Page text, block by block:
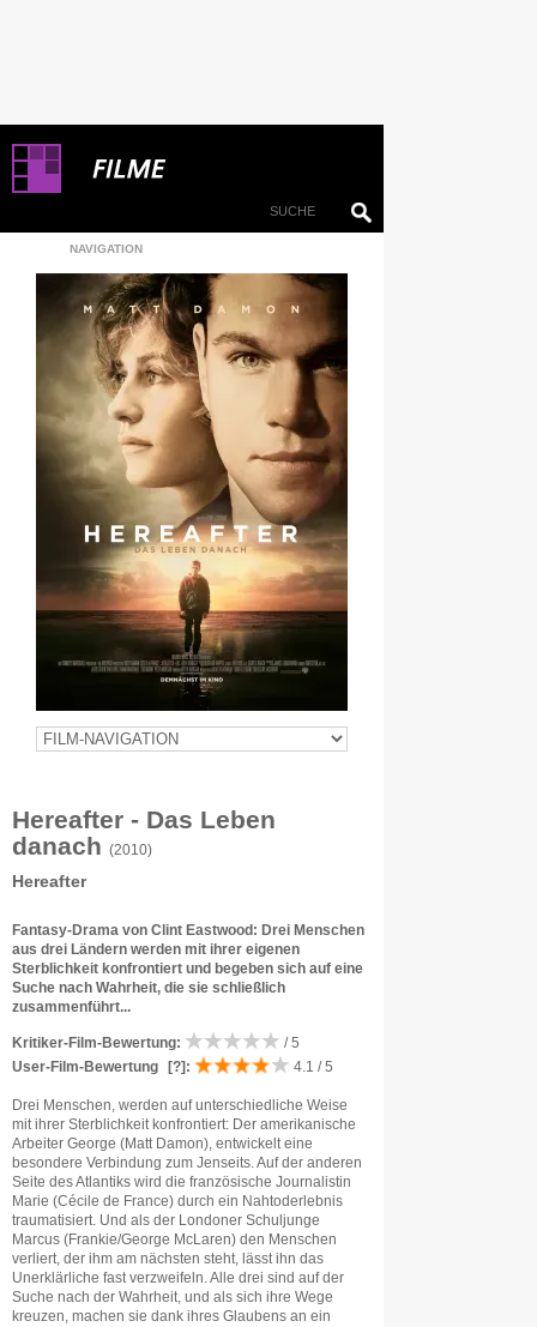
NAVIGATION
Hereafter - Das Leben
danach (2010)
Hereafter
Fantasy-Drama von Clint Eastwood: Drei Menschen
aus drei Ländern werden mit ihrer eigenen
Sterblichkeit konfrontiert und begeben sich auf eine
Suche nach Wahrheit, die sie schließlich
zusammenführt...
Kritiker-Film-Bewertung:
/ 5
User-Film-Bewertung
[?] : 4.1 / 5
Drei Menschen, werden auf unterschiedliche Weise
mit ihrer Sterblichkeit konfrontiert: Der amerikanische
Arbeiter George (Matt Damon), entwickelt eine
besondere Verbindung zum Jenseits. Auf der anderen
Seite des Atlantiks wird die französische Journalistin
Marie (Cécile de France) durch ein Nahtoderlebnis
traumatisiert. Und als der Londoner Schuljunge
Marcus (Frankie/George McLaren) den Menschen
verliert, der ihm am nächsten steht, lässt ihn das
Unerklärliche fast verzweifeln. Alle drei sind auf der
Suche nach der Wahrheit, und als sich ihre Wege
kreuzen, machen sie dank ihres Glaubens an ein